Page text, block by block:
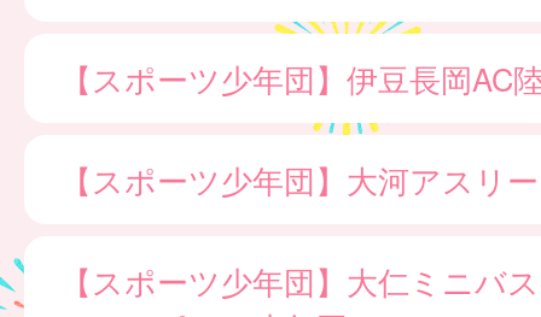
【スポーツ少年団】伊豆長岡AC
【スポーツ少年団】大河アスリ
【スポーツ少年団】大仁ミニバ